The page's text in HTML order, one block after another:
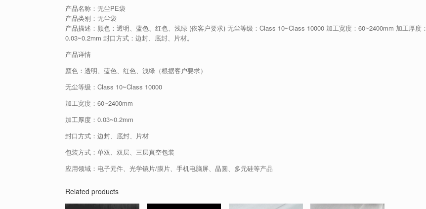
产品名称：无尘PE袋
产品类别：无尘袋
产品描述：颜色：透明、蓝色、红色、浅绿 (依客户要求) 无尘等级：Class 10~Class 10000 加工宽度：60~2400mm 加工厚度：
0.03~0.2mm 封口方式：边封、底封、片材。
产品详情
颜色：透明、蓝色、红色、浅绿（根据客户要求）
无尘等级：Class 10~Class 10000
加工宽度：60~2400mm
加工厚度：0.03~0.2mm
封口方式：边封、底封、片材
包装方式：单双、双层、三层真空包装
应用领域：电子元件、光学镜片/膜片、手机电脑屏、晶圆、多元硅等产品
Related products